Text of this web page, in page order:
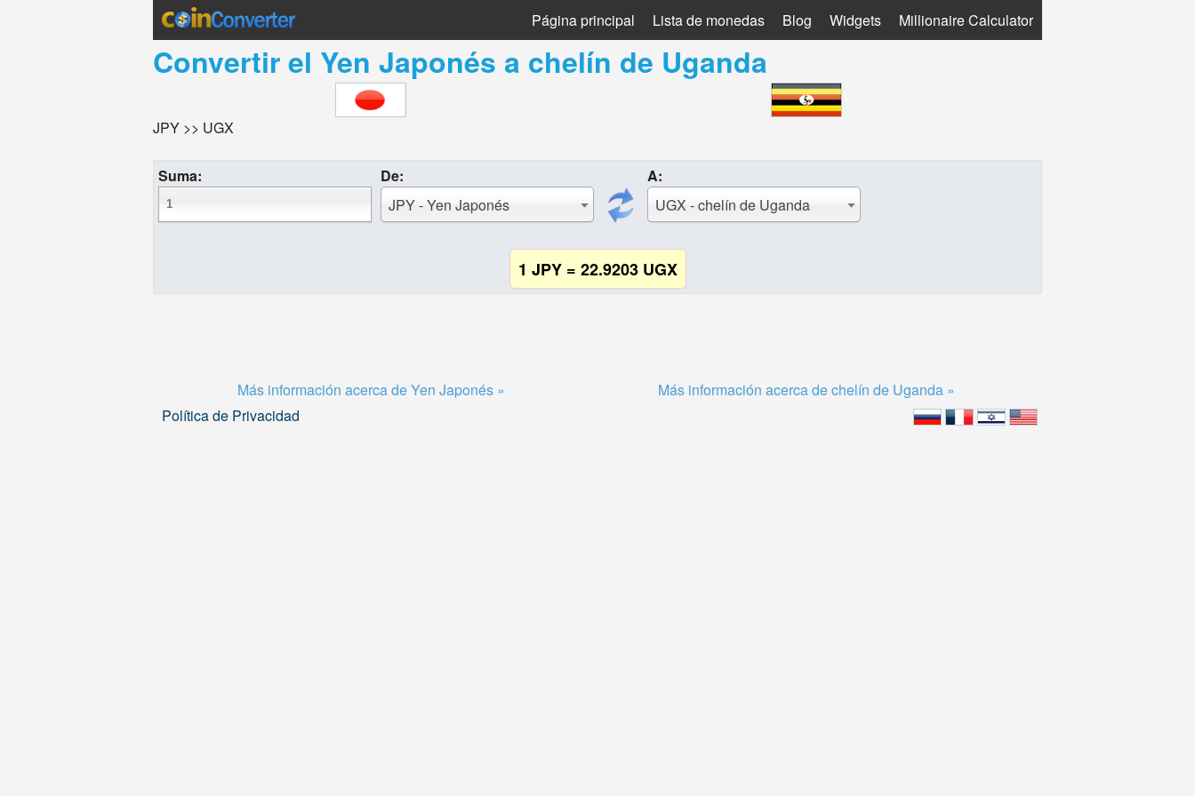
Página principal Lista de monedas Blog Widgets Millionaire Calculator
Convertir el Yen Japonés a chelín de Uganda
JPY >> UGX
Suma:
De:
JPY - Yen Japonés
A:
UGX - chelín de Uganda
1 JPY = 22.9203 UGX
Más información acerca de Yen Japonés »
Más información acerca de chelín de Uganda »
Política de Privacidad